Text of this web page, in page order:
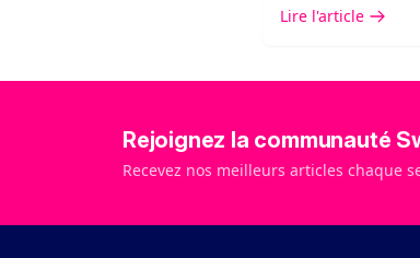
customiser ses
Lire l'article
Rejoignez la communauté
Recevez nos meilleurs articles chaque